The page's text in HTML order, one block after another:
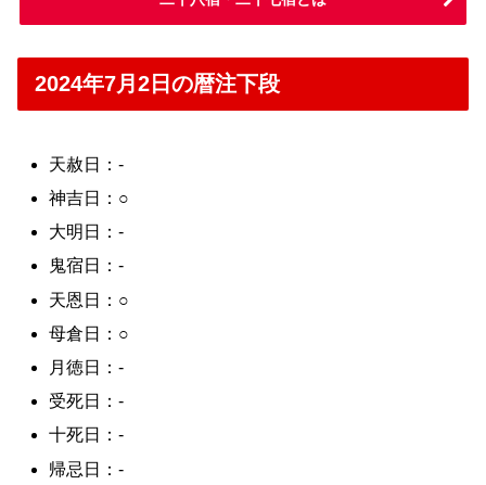
2024年7月2日の暦注下段
天赦日：-
神吉日：○
大明日：-
鬼宿日：-
天恩日：○
母倉日：○
月徳日：-
受死日：-
十死日：-
帰忌日：-